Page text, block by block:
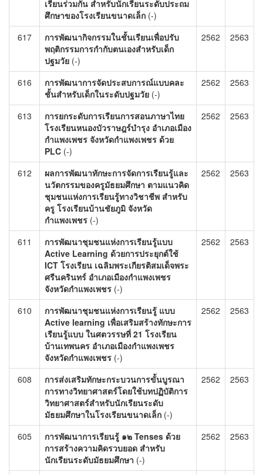
เรียนร่วมกัน สำหรับนักเรียนระดับประถม
ศึกษาของโรงเรียนขนาดเล็ก (-)
617
การพัฒนากิจกรรมในชั้นเรียนเพื่อปรับ
พฤติกรรมการกำกับตนเองสำหรับเด็ก
ปฐมวัย (-)
2562 2563
616
การพัฒนาการจัดประสบการณ์แบบคละ
ชั้นสำหรับเด็กในระดับปฐมวัย (-)
2562 2563
613
การยกระดับการเรียนการสอนภาษาไทย
โรงเรียนหนองบัวราษฎร์บำรุง อำเภอเมือง
กำแพงเพชร จังหวัดกำแพงเพชร ด้วย
PLC (-)
2562 2563
612
ผลการพัฒนาทักษะการจัดการเรียนรู้และ
นวัตกรรมของครูมัธยมศึกษา ตามแนวคิด
ชุมชนแห่งการเรียนรู้ทางวิชาชีพ สำหรับ
ครู โรงเรียนบ้านชัยภูมิ จังหวัด
กำแพงเพชร (-)
2562 2563
611
การพัฒนาชุมชนแห่งการเรียนรู้แบบ
Active Learning ด้วยการประยุกต์ใช้
ICT โรงเรียน เฉลิมพระเกียรติสมเด็จพระ
ศรีนครินทร์ อำเภอเมืองกำแพงเพชร
จังหวัดกำแพงเพชร (-)
2562 2563
610
การพัฒนาชุมชนแห่งการเรียนรู้ แบบ
Active learning เพื่อเสริมสร้างทักษะการ
เรียนรู้แบบ ในศตวรรษที่ 21 โรงเรียน
บ้านเทพนคร อำเภอเมืองกำแพงเพชร
จังหวัดกำแพงเพชร (-)
2562 2563
608
การส่งเสริมทักษะกระบวนการขั้นบูรณา
การทางวิทยาศาสตร์โดยใช้บทปฏิบัติการ
วิทยาศาสตร์สำหรับนักเรียนระดับ
มัธยมศึกษาในโรงเรียนขนาดเล็ก (-)
2562 2563
605
การพัฒนาการเรียนรู้ ๑๒ Tenses ด้วย
การสร้างความคิดรวบยอด สำหรับ
นักเรียนระดับมัธยมศึกษา (-)
2562 2563